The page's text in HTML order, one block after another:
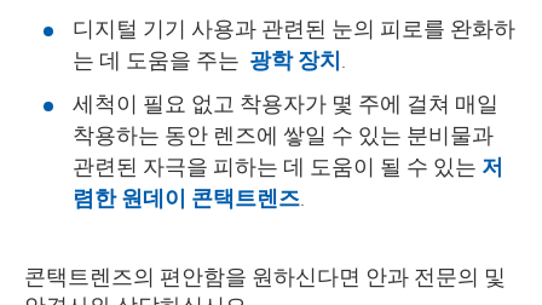
디지털 기기 사용과 관련된 눈의 피로를 완화하
는 데 도움을 주는 광학 장치.
세척이 필요 없고 착용자가 몇 주에 걸쳐 매일
착용하는 동안 렌즈에 쌓일 수 있는 분비물과
관련된 자극을 피하는 데 도움이 될 수 있는 저
렴한 원데이 콘택트렌즈.
콘택트렌즈의 편안함을 원하신다면 안과 전문의 및